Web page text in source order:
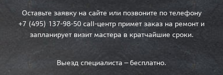
Оставьте заявку на сайте или позвоните по телефону
+7 (495) 137-98-50 call-центр примет заказ на ремонт и
запланирует визит мастера в кратчайшие сроки.
Выезд специалиста — бесплатно.